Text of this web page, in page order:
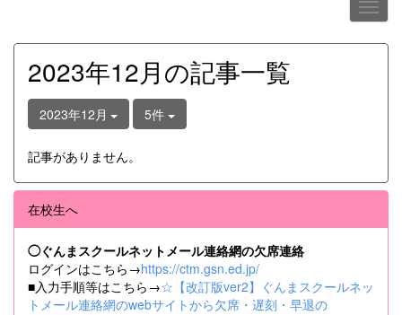
2023年12月の記事一覧
2023年12月 5件
記事がありません。
在校生へ
◯ぐんまスクールネットメール連絡網の欠席連絡
ログインはこちら→https://ctm.gsn.ed.jp/
■入力手順等はこちら→☆【改訂版ver2】ぐんまスクールネッ
トメール連絡網のwebサイトから欠席・遅刻・早退の